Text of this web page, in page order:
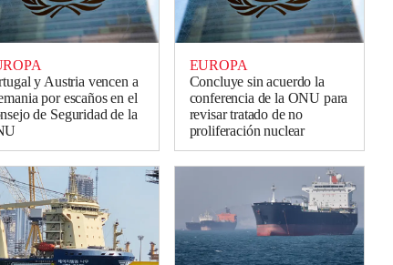
y Austria vencen a
por escaños en el
de Seguridad de la
EUROPA
Concluye sin acuerdo la
conferencia de la ONU para
revisar tratado de no
proliferación nuclear